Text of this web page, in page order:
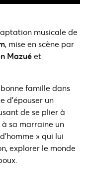
musicale de
, mise en scène par
Mazuéet
famille dans
d’épouser un
de se plier à
sa marraine un
» qui lui
explorer le monde